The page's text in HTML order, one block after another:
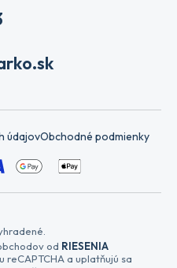
údajovObchodné podmienky
od RIESENIA
a uplatňujú sa